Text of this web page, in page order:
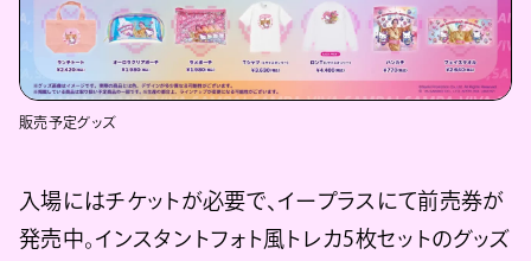
販売予定グッズ
入場にはチケットが必要で、イープラスにて前売券が
発売中。インスタントフォト風トレカ5枚セットのグッズ